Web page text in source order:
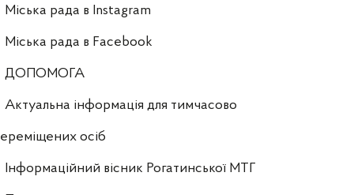
Міська рада в Instagram
Міська рада в Facebook
ДОПОМОГА
Актуальна інформація для тимчасово
осіб
Інформаційний вісник Рогатинської МТГ